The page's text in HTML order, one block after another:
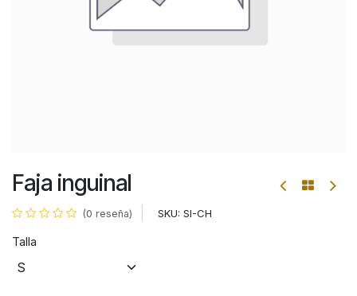
Faja inguinal
(0 reseña) SKU: SI-CH
Talla